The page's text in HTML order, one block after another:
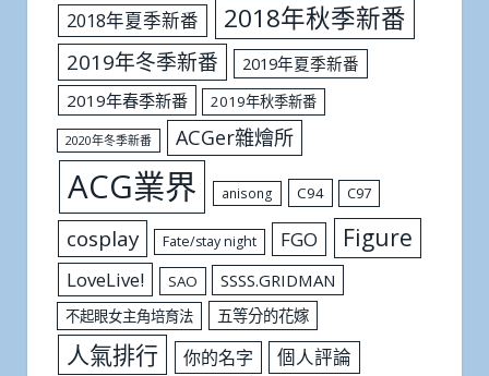
2018年夏季新番 2018年秋季新番
2019年冬季新番
2019年夏季新番
2019年春季新番
2019年秋季新番
2020年冬季新番 ACGer雜燴所
ACG業界 anisong C94 C97
cosplay Fate/stay night FGO Figure
LoveLive! SAO SSSS.GRIDMAN
不起眼女主角培育法 五等分的花嫁
人氣排行 你的名字 個人評論